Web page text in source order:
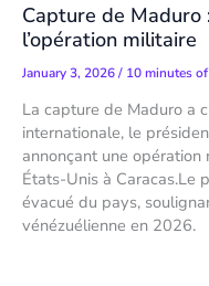
Capture de Maduro
l’opération militaire
January 3, 2026/ 10 minutes
La capture de Maduro a
internationale, le
annonçant une
États-Unis à Caracas.Le
évacué du pays,
vénézuélienne en 2026.